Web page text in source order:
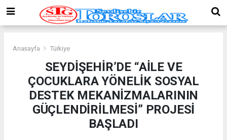
Anasayfa Türkiye
SEYDİŞEHİR’DE “AİLE VE
ÇOCUKLARA YÖNELİK SOSYAL
DESTEK MEKANİZMALARININ
GÜÇLENDİRİLMESİ” PROJESİ
BAŞLADI